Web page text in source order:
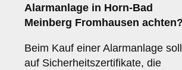
Alarmanlage in Horn-Bad
Meinberg Fromhausen achten?
Beim Kauf einer Alarmanlage
auf Sicherheitszertifikate, die